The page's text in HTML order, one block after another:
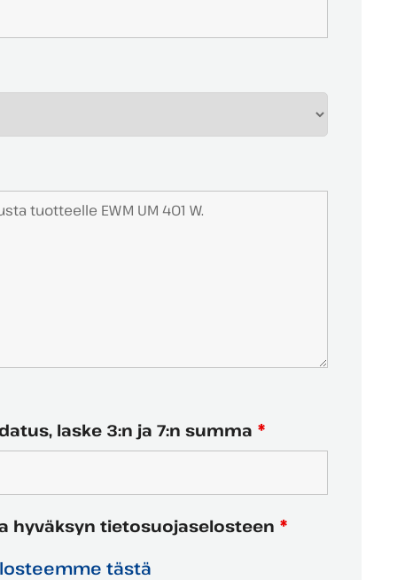
laske 3:n ja 7:n summa *
hyväksyn tietosuojaselosteen *
tästä